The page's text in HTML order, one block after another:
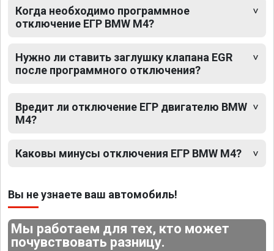
Когда необходимо программное
отключение ЕГР BMW M4?
Нужно ли ставить заглушку клапана EGR
после программного отключения?
Вредит ли отключение ЕГР двигателю BMW
M4?
Каковы минусы отключения ЕГР BMW M4?
Вы не узнаете ваш автомобиль!
Мы работаем для тех, кто может
почувствовать разницу.